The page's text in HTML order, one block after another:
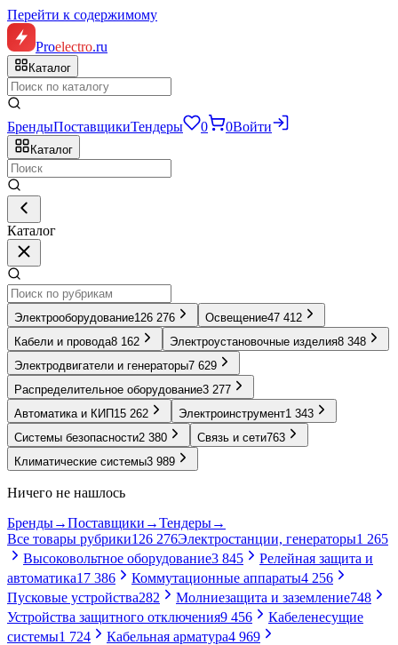
Перейти к содержимому
Proelectro.ru
Каталог
БрендыПоставщикиТендеры 0 0Войти
Каталог
Каталог
Электрооборудование126 276 Освещение47 412
Кабели и провода8 162 Электроустановочные изделия8 348
Электродвигатели и генераторы7 629
Распределительное оборудование3 277
Автоматика и КИП 15 262 Электроинструмент1 343
Системы безопасности2 380 Связь и сети763
Климатические системы3 989
Ничего не нашлось
Бренды→Поставщики →Тендеры→
Все товары рубрики126 276Электростанции, генераторы1 265
Высоковольтное оборудование3 845
Релейная защита и
автоматика17 386 Коммутационные аппараты4 256
Пусковые устройства282 Молниезащита и заземление748
Устройства защитного отключения9 456
Кабеленесущие
системы1 724 Кабельная арматура4 969